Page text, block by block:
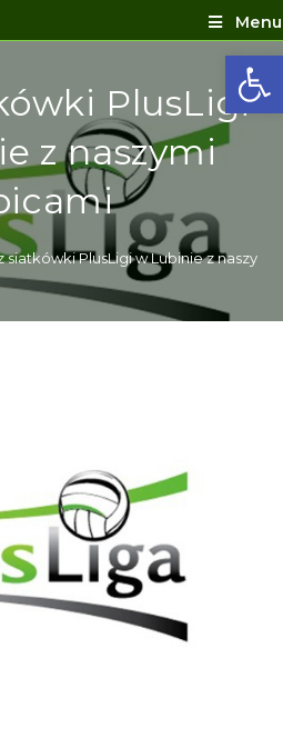
Menu
PlusLigi
z naszymi
siatkówki PlusLigi w Lubinie z naszymi